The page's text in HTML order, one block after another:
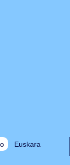
Euskara